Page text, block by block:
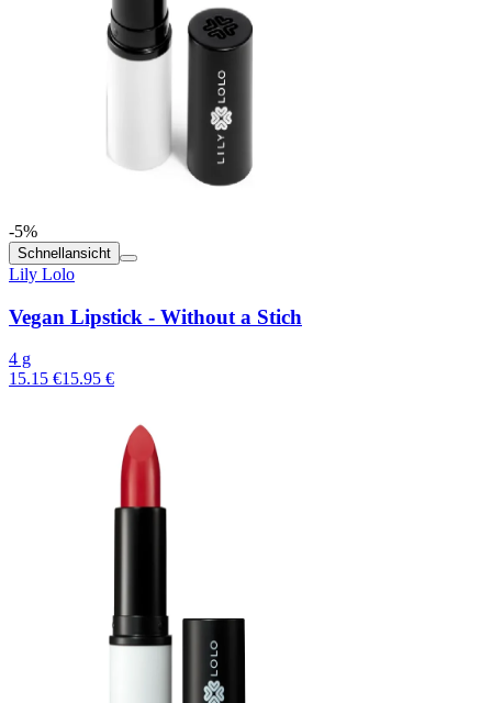
-5%
Schnellansicht
Lily Lolo
Vegan Lipstick - Without a Stich
4 g
15.15 €15.95 €